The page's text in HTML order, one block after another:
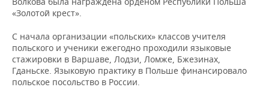
«Золотой крест».
С начала организации «польских» классов учителя
польского и ученики ежегодно проходили языковые
стажировки в Варшаве, Лодзи, Ломже, Бжезинах,
Гданьске. Языковую практику в Польше финансировало
польское посольство в России.